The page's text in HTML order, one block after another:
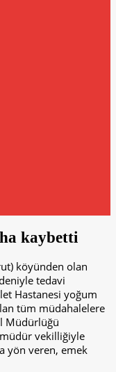
kaybetti
köyünden olan
tedavi
Hastanesi yoğum
tüm müdahalelere
Müdürlüğü
vekilliğiyle
yön veren, emek